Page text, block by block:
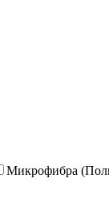
Микрофибра